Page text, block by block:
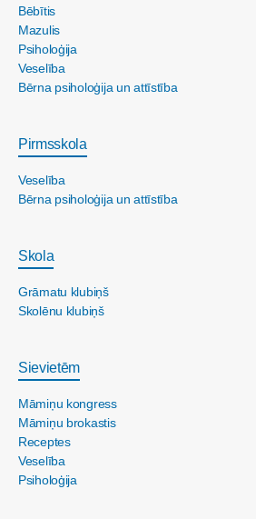
Bēbītis
Mazulis
Psiholoģija
Veselība
Bērna psiholoģija un attīstība
Pirmsskola
Veselība
Bērna psiholoģija un attīstība
Skola
Grāmatu klubiņš
Skolēnu klubiņš
Sievietēm
Māmiņu kongress
Māmiņu brokastis
Receptes
Veselība
Psiholoģija